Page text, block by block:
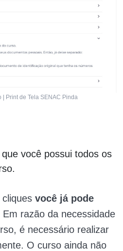
| Print de Tela SENAC Pinda
você possui todos os
você já pode
Em razão da necessidade
é necessário realizar
O curso ainda não